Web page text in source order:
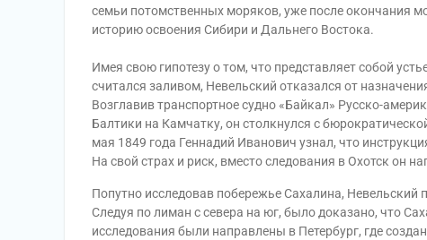
семьи потомственных моряков, уже после окончания
историю освоения Сибири и Дальнего Востока.
Имея свою гипотезу о том, что представляет собой
считался заливом, Невельский отказался от
Возглавив транспортное судно «Байкал» Русско-
Балтики на Камчатку, он столкнулся с
мая 1849 года Геннадий Иванович узнал, что
На свой страх и риск, вместо следования в Охотск он
Попутно исследовав побережье Сахалина, Невельский
Следуя по лиман с севера на юг, было доказано, что
исследования были направлены в Петербург, где